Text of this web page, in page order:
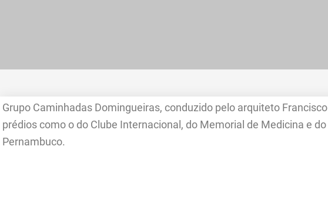
Grupo Caminhadas Domingueiras, conduzido pelo arquiteto
prédios como o do Clube Internacional, do Memorial de Medicina e
Pernambuco.